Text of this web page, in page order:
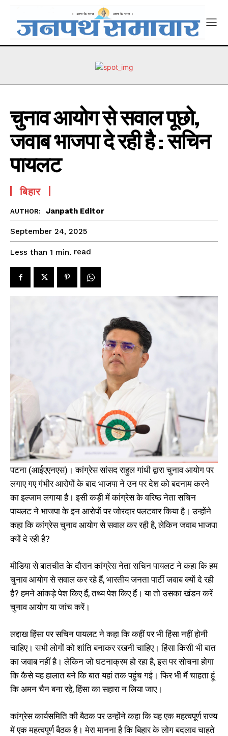
चुनाव आयोग से सवाल पूछो,
जवाब भाजपा दे रही है : सचिन
पायलट
बिहार
AUTHOR: Janpath Editor
September 24, 2025
Less than 1 min. read
पटना (आईएएनएस)। कांग्रेस सांसद राहुल गांधी द्वारा चुनाव आयोग पर
लगाए गए गंभीर आरोपों के बाद भाजपा ने उन पर देश को बदनाम करने
का इल्जाम लगाया है। इसी कड़ी में कांग्रेस के वरिष्ठ नेता सचिन
पायलट ने भाजपा के इन आरोपों पर जोरदार पलटवार किया है। उन्होंने
कहा कि कांग्रेस चुनाव आयोग से सवाल कर रही है, लेकिन जवाब भाजपा
क्यों दे रही है?
मीडिया से बातचीत के दौरान कांग्रेस नेता सचिन पायलट ने कहा कि हम
चुनाव आयोग से सवाल कर रहे हैं, भारतीय जनता पार्टी जवाब क्यों दे रही
है? हमने आंकड़े पेश किए हैं, तथ्य पेश किए हैं। या तो उसका खंडन करें
चुनाव आयोग या जांच करें।
लद्दाख हिंसा पर सचिन पायलट ने कहा कि कहीं पर भी हिंसा नहीं होनी
चाहिए। सभी लोगों को शांति बनाकर रखनी चाहिए। हिंसा किसी भी बात
का जवाब नहीं है। लेकिन जो घटनाक्रम हो रहा है, इस पर सोचना होगा
कि कैसे यह हालात बने कि बात यहां तक पहुंच गई। फिर भी मैं चाहता हूं
कि अमन चैन बना रहे, हिंसा का सहारा न लिया जाए।
कांग्रेस कार्यसमिति की बैठक पर उन्होंने कहा कि यह एक महत्वपूर्ण राज्य
में एक महत्वपूर्ण बैठक है। मेरा मानना है कि बिहार के लोग बदलाव चाहते